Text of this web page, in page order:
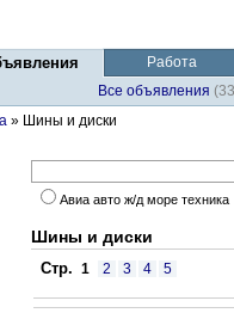
Работа
Все объявления
» Шины и диски
Авиа авто ж/д море техника
Шины и диски
Стр. 1 2 3 4 5